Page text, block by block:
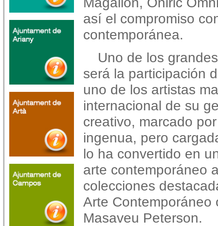
así el compromiso
contemporánea.
Uno de los
será la participación
uno de los artistas
internacional de su
creativo, marcado
ingenua, pero
lo ha convertido en
arte contemporáneo
colecciones
Arte Contemporáneo
Masaveu Peterson.